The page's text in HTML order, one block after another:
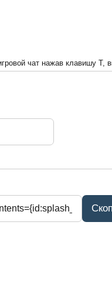
чат нажав клавишу T,